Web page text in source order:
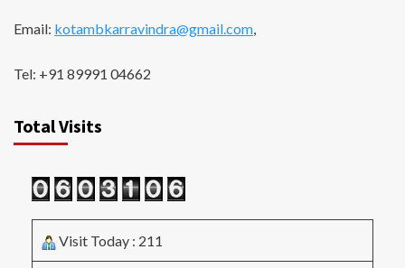
Email: kotambkarravindra@gmail.com,
Tel: +91 89991 04662
Total Visits
Visit Today : 211